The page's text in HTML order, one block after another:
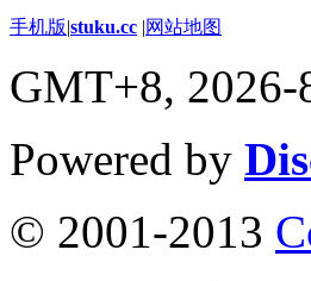
手机版|stuku.cc |网站地图
GMT+8, 2026-
Powered by
© 2001-2013